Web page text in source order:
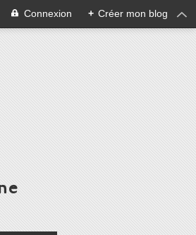
Connexion + Créer mon blog